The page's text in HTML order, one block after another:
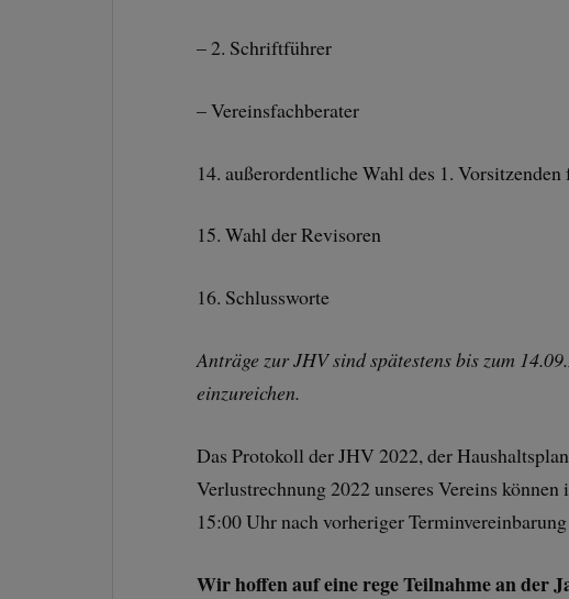
– 2. Schriftführer
– Vereinsfachberater
14. außerordentliche Wahl des 1. Vorsitzenden
15. Wahl der Revisoren
16. Schlussworte
Anträge zur JHV sind spätestens bis zum
einzureichen.
Das Protokoll der JHV 2022, der
Verlustrechnung 2022 unseres Vereins
15:00 Uhr nach vorheriger
Wir hoffen auf eine rege Teilnahme an der